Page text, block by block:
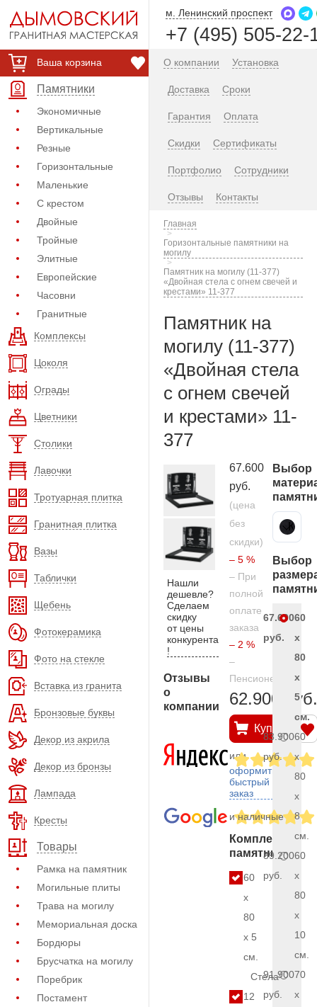
Ваша корзина
Памятники
Экономичные
Вертикальные
Резные
Горизонтальные
Маленькие
С крестом
Двойные
Тройные
Элитные
Европейские
Часовни
Гранитные
Комплексы
Цоколя
Ограды
Цветники
Столики
Лавочки
Тротуарная плитка
Гранитная плитка
Вазы
Таблички
Щебень
Фотокерамика
Фото на стекле
Вставка из гранита
Бронзовые буквы
Декор из акрила
Декор из бронзы
Лампада
Кресты
Товары
Рамка на памятник
Могильные плиты
Трава на могилу
Мемориальная доска
Бордюры
Брусчатка на могилу
Поребрик
Постамент
м. Ленинский проспект
+7 (495) 505-22-
О компании Установка
Доставка Сроки
Гарантия Оплата
Скидки Сертификаты
Портфолио Сотрудники
Отзывы Контакты
Главная
Горизонтальные памятники на
могилу
Памятник на могилу (11-377)
«Двойная стела с огнем свечей и
крестами» 11-377
Памятник на
могилу (11-377)
«Двойная стела
с огнем свечей
и крестами» 11-
377
Нашли
дешевле?
Сделаем
скидку
от цены
конкурента
!
Отзывы
о
компании
67.600
руб.
(цена
без
скидки)
– 5 %
– При
полной
оплате
заказа
– 2 %
–
Пенсионерам
62.900 руб.
Купить
или
оформить
быстрый
заказ
и наличные
Комплект
памятника
60
x
80
x 5
см.
Стела
12
Выбор
Карельский гранит
Выбор
67.600
руб.
60
x
80
x
5
см.
83.900
руб.
60
x
80
x
8
см.
89.200
руб.
60
x
80
x
10
см.
91.900
руб.
70
x